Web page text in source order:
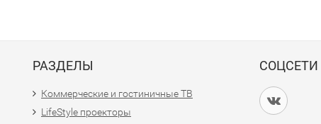
РАЗДЕЛЫ
Коммерческие и гостиничные ТВ
LifeStyle проекторы
СОЦСЕТИ